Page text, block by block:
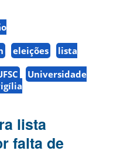
eleições
lista
Universidade
lista
falta de